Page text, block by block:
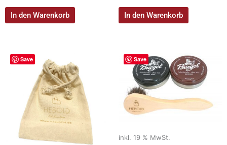
In den Warenkorb In den Warenkorb
Save Save
inkl. 19 % MwSt.